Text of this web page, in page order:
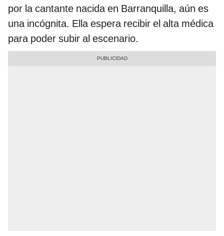
por la cantante nacida en Barranquilla, aún es
una incógnita. Ella espera recibir el alta médica
para poder subir al escenario.